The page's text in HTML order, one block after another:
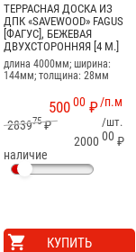
ТЕРРАСНАЯ ДОСКА ИЗ
ДПК «SAVEWOOD» FAGUS
[ФАГУС], БЕЖЕВАЯ
ДВУХСТОРОННЯЯ [4 М.]
длина 4000мм; ширина:
144мм; толщина: 28мм
/п.м
50000 ₽
283975₽ /шт.
2000 00 ₽
наличие
КУПИТЬ